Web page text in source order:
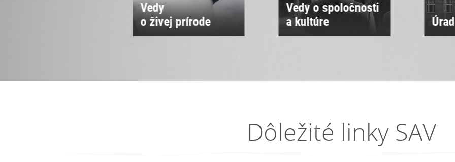
Vedy o spoločnosti
a kultúre
Úrad SAV
Dôležité linky SAV